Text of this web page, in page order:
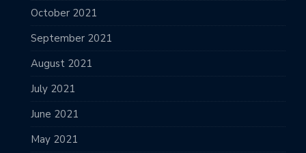
October 2021
September 2021
August 2021
July 2021
June 2021
May 2021